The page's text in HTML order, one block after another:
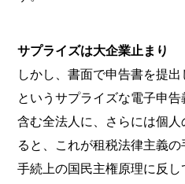
サプライズは大企業止まり
しかし、書面で申告書を提出
というサプライズな電子申
含む全法人に、さらには個
ると、これが租税法律主義
手続上の国民主権原理に反